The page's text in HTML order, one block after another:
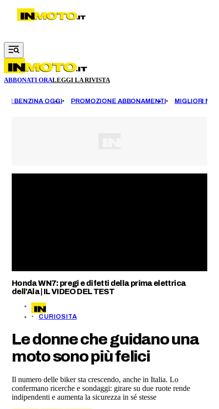
Vai al contenuto principale
ABBONATI ORALEGGI LA RIVISTA
BENZINA OGGI PROMOZIONE ABBONAMENTI MIGLIORI
Honda WN7: pregi e difetti della prima elettrica
dell'Ala | IL VIDEO DEL TEST
CURIOSITA
Le donne che guidano una
moto sono più felici
Il numero delle biker sta crescendo, anche in Italia. Lo
confermano ricerche e sondaggi: girare su due ruote rende
indipendenti e aumenta la sicurezza in sé stesse